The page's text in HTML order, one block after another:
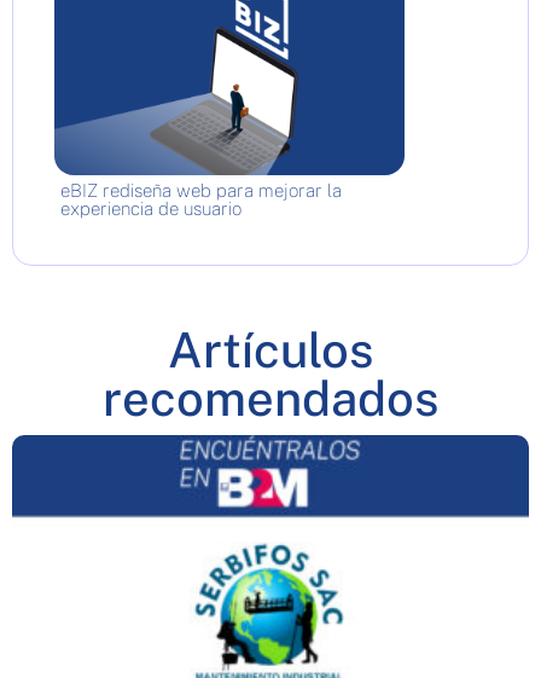
eBIZ rediseña web para mejorar la
experiencia de usuario
Artículos
recomendados